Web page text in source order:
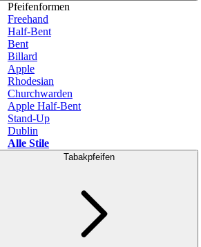
Pfeifenformen
Freehand
Half-Bent
Bent
Billard
Apple
Rhodesian
Churchwarden
Apple Half-Bent
Stand-Up
Dublin
Alle Stile
Tabakpfeifen